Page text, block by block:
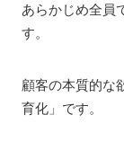
あらかじめ全員
す。
顧客の本質的な
育化」です。